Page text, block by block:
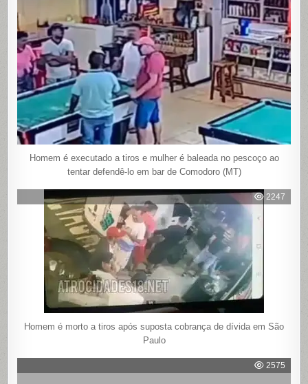
Homem é executado a tiros e mulher é baleada no pescoço ao
tentar defendê-lo em bar de Comodoro (MT)
2247
Homem é morto a tiros após suposta cobrança de dívida em São
Paulo
2575